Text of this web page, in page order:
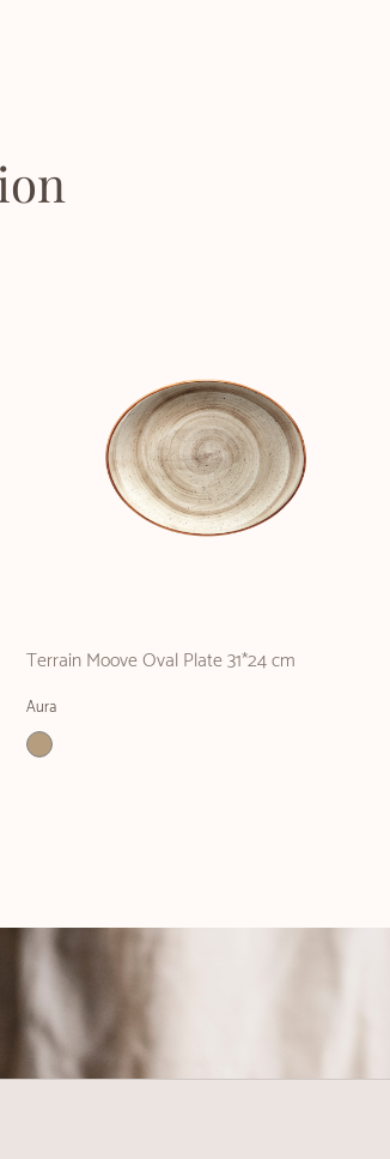
Terrain Moove Oval Plate 31*24 cm
Aura